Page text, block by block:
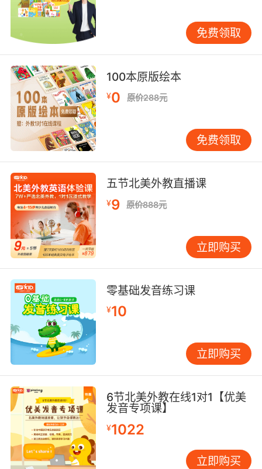
9. Yeah, I wanted to get a few pieces to
upgrade the place, not turn it into a
showroom.
我是想买几件来提升一下档次 又不是把这里变成
陈列室
10. Yeah, I made some upgrades, expanded
the showroom, put in track lighting.
免费领取
100本原版绘本
¥0 原价288元
免费领取
五节北美外教直播课
¥9 原价888元
立即购买
零基础发音练习课
¥10
立即购买
6节北美外教在线1对1【优美
发音专项课】
¥1022
立即购买